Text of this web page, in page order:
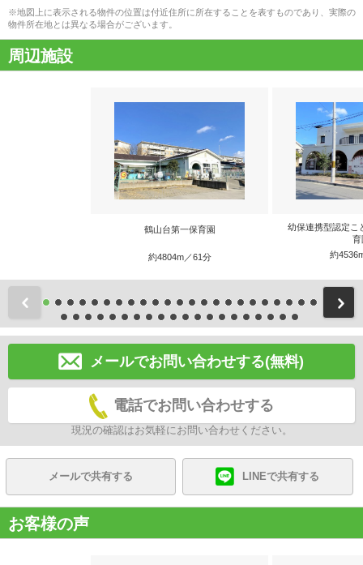
※地図上に表示される物件の位置は付近住所に所在することを表すものであり、実際の
物件所在地とは異なる場合がございます。
周辺施設
鶴山台第一保育園
約4804m／61分
幼保連携型認定こ
育
約
前
メールでお問い合わせする(無料)
電話でお問い合わせする
現況の確認はお気軽にお問い合わせください。
メールで共有する LINEで共有する
お客様の声